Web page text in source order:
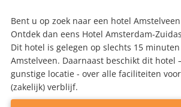
Bent u op zoek naar een hotel
Ontdek dan eens Hotel Amsterdam-
Dit hotel is gelegen op slechts 15
Amstelveen. Daarnaast beschikt dit hotel
gunstige locatie - over alle faciliteiten
(zakelijk) verblijf.